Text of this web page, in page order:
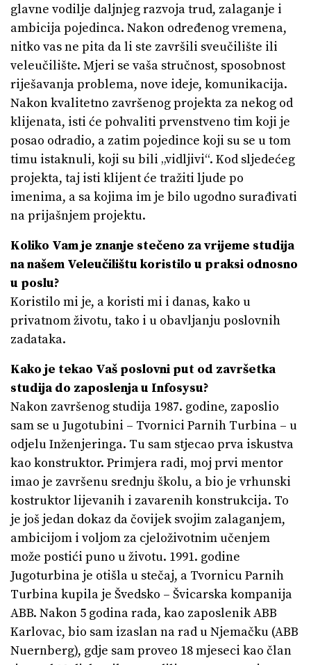
glavne vodilje daljnjeg razvoja trud, zalaganje i
ambicija pojedinca. Nakon određenog vremena,
nitko vas ne pita da li ste završili sveučilište ili
veleučilište. Mjeri se vaša stručnost, sposobnost
riješavanja problema, nove ideje, komunikacija.
Nakon kvalitetno završenog projekta za nekog od
klijenata, isti će pohvaliti prvenstveno tim koji je
posao odradio, a zatim pojedince koji su se u tom
timu istaknuli, koji su bili „vidljivi“. Kod sljedećeg
projekta, taj isti klijent će tražiti ljude po
imenima, a sa kojima im je bilo ugodno surađivati
na prijašnjem projektu.
Koliko Vam je znanje stečeno za vrijeme studija
na našem Veleučilištu koristilo u praksi odnosno
u poslu?
Koristilo mi je, a koristi mi i danas, kako u
privatnom životu, tako i u obavljanju poslovnih
zadataka.
Kako je tekao Vaš poslovni put od završetka
studija do zaposlenja u Infosysu?
Nakon završenog studija 1987. godine, zaposlio
sam se u Jugotubini – Tvornici Parnih Turbina – u
odjelu Inženjeringa. Tu sam stjecao prva iskustva
kao konstruktor. Primjera radi, moj prvi mentor
imao je završenu srednju školu, a bio je vrhunski
kostruktor lijevanih i zavarenih konstrukcija. To
je još jedan dokaz da čovijek svojim zalaganjem,
ambicijom i voljom za cjeloživotnim učenjem
može postići puno u životu. 1991. godine
Jugoturbina je otišla u stečaj, a Tvornicu Parnih
Turbina kupila je Švedsko – Švicarska kompanija
ABB. Nakon 5 godina rada, kao zaposlenik ABB
Karlovac, bio sam izaslan na rad u Njemačku (ABB
Nuernberg), gdje sam proveo 18 mjeseci kao član